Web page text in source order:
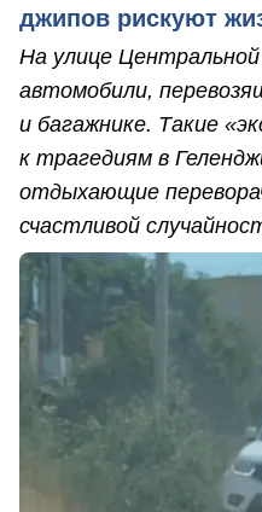
джипов рискуют
На улице
автомобили,
и багажнике. Такие
к трагедиям в
отдыхающие
счастливой